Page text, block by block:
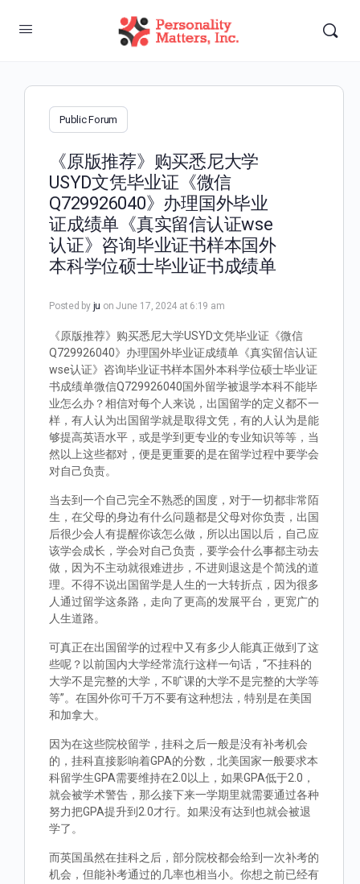
Public Forum
《原版推荐》购买悉尼大学
USYD文凭毕业证《微信
Q729926040》办理国外毕业
证成绩单《真实留信认证wse
认证》咨询毕业证书样本国外
本科学位硕士毕业证书成绩单
Posted by ju on June 17, 2024 at 6:19 am
《原版推荐》购买悉尼大学USYD文凭毕业证《微信
Q729926040》办理国外毕业证成绩单《真实留信认证
wse认证》咨询毕业证书样本国外本科学位硕士毕业证
书成绩单微信Q729926040国外留学被退学本科不能毕
业怎么办？相信对每个人来说，出国留学的定义都不一
样，有人认为出国留学就是取得文凭，有的人认为是能
够提高英语水平，或是学到更专业的专业知识等等，当
然以上这些都对，便是更重要的是在留学过程中要学会
对自己负责。
当去到一个自己完全不熟悉的国度，对于一切都非常陌
生，在父母的身边有什么问题都是父母对你负责，出国
后很少会人有提醒你该怎么做，所以出国以后，自己应
该学会成长，学会对自己负责，要学会什么事都主动去
做，因为不主动就很难进步，不进则退这是个简浅的道
理。不得不说出国留学是人生的一大转折点，因为很多
人通过留学这条路，走向了更高的发展平台，更宽广的
人生道路。
可真正在出国留学的过程中又有多少人能真正做到了这
些呢？以前国内大学经常流行这样一句话，“不挂科的
大学不是完整的大学，不旷课的大学不是完整的大学等
等”。在国外你可千万不要有这种想法，特别是在美国
和加拿大。
因为在这些院校留学，挂科之后一般是没有补考机会
的，挂科直接影响着GPA的分数，北美国家一般要求本
科留学生GPA需要维持在2.0以上，如果GPA低于2.0，
就会被学术警告，那么接下来一学期里就需要通过各种
努力把GPA提升到2.0才行。如果没有达到也就会被退
学了。
而英国虽然在挂科之后，部分院校都会给到一次补考的
机会，但能补考通过的几率也相当小。你想之前已经有